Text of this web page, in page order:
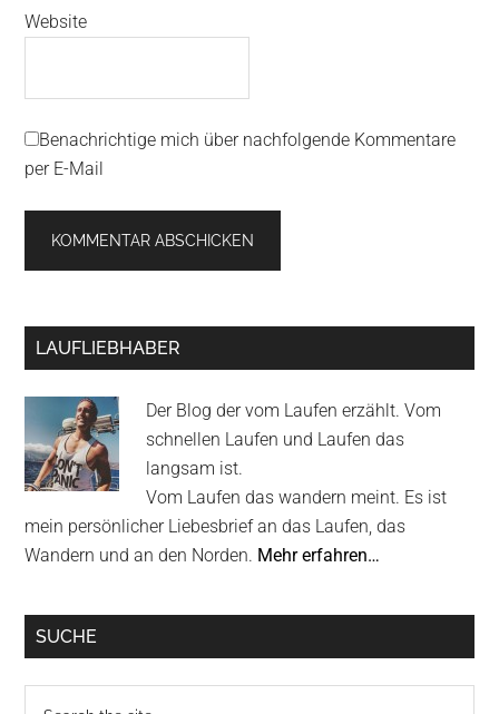
Website
Benachrichtige mich über nachfolgende Kommentare
per E-Mail
Primary
LAUFLIEBHABER
Der Blog der vom Laufen erzählt. Vom
schnellen Laufen und Laufen das
langsam ist.
Vom Laufen das wandern meint. Es ist
mein persönlicher Liebesbrief an das Laufen, das
Wandern und an den Norden. Mehr erfahren…
SUCHE